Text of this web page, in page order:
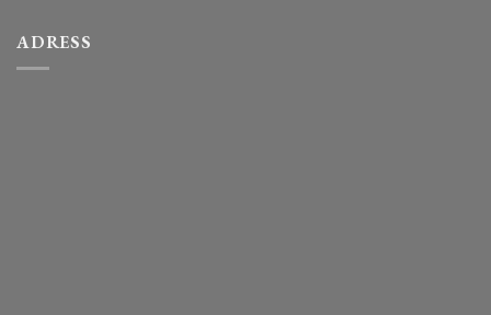
ADRESS